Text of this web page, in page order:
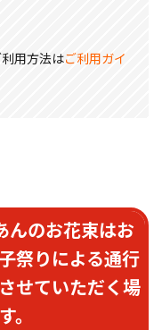
用方法はご利用ガイ
のお花束はお
祭りによる通行
せていただく場
。